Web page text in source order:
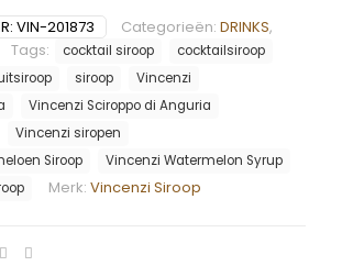
VIN-201873 Categorieën: DRINKS,
Tags: cocktail siroop
cocktailsiroop
siroop
Vincenzi
Vincenzi Sciroppo di Anguria
Vincenzi siropen
Siroop
Vincenzi Watermelon Syrup
Merk: Vincenzi Siroop